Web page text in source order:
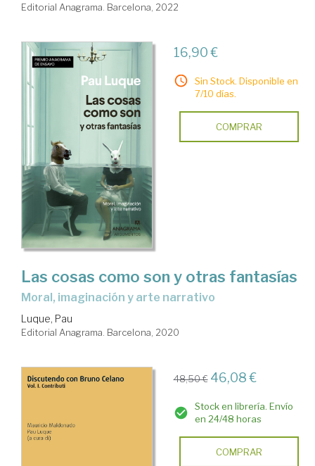
Editorial Anagrama. Barcelona, 2022
16,90 €
Sin Stock. Disponible en
7/10 días.
COMPRAR
Las cosas como son y otras fantasías
Moral, imaginación y arte narrativo
Luque, Pau
Editorial Anagrama. Barcelona, 2020
48,50 € 46,08 €
Stock en librería. Envío
en 24/48 horas
COMPRAR